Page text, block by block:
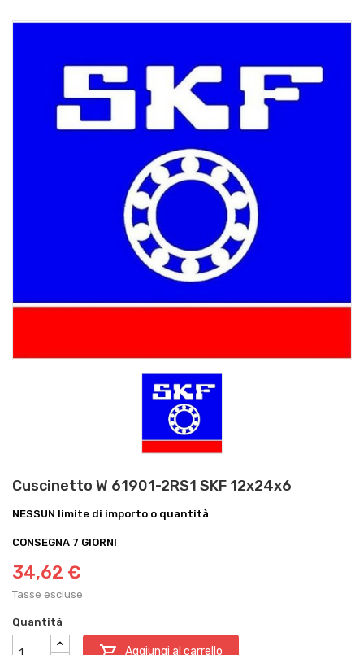
Cuscinetto W 61901-2RS1 SKF 12x24x6
NESSUN limite di importo o quantità
CONSEGNA 7 GIORNI
34,62 €
Tasse escluse
Quantità
Aggiungi al carrello